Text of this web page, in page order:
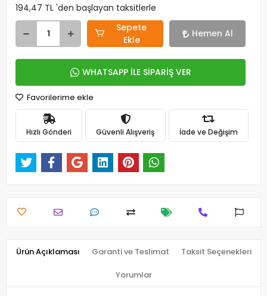
194,47 TL 'den başlayan taksitlerle
Sepete
Ekle
Hemen Al
WHATSAPP İLE SİPARİŞ VER
Favorilerime ekle
Hızlı Gönderi Güvenli Alışveriş İade ve Değişim
Ürün Açıklaması Garanti ve Teslimat Taksit Seçenekleri
Yorumlar